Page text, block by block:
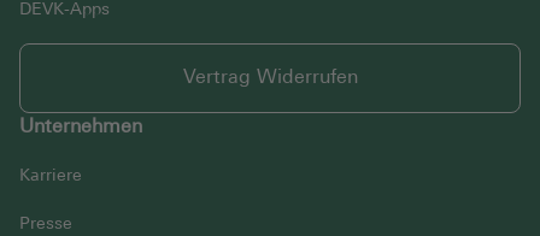
DEVK-Apps
Vertrag Widerrufen
Unternehmen
Karriere
Presse